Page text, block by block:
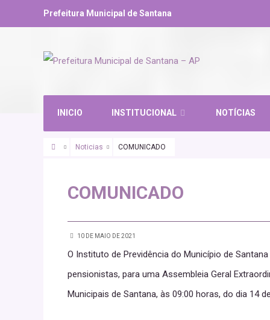
Prefeitura Municipal de Santana
INICIO INSTITUCIONAL NOTÍCIAS
Noticias COMUNICADO
COMUNICADO
10 DE MAIO DE 2021
O Instituto de Previdência do Município de
pensionistas, para uma Assembleia Geral
Municipais de Santana, às 09:00 horas, do dia 14